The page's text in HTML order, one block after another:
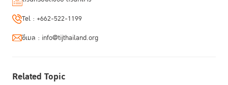
Tel : +662-522-1199
อีเมล : info@tijthailand.org
Related Topic